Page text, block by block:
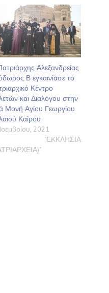
Αλεξανδρείας
Β εγκαινίασε το
Κέντρο
και Διαλόγου στην
Μονή Αγίου Γεωργίου
Καΐρου
2021
"ΕΚΚΛΗΣΙΑ